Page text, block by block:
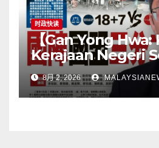
pengguna】
时政快读
【Gan Yong
Kerajaan Negeri
Adalah Undi
Terhadap
Anwar Harga
8月 2, 2026